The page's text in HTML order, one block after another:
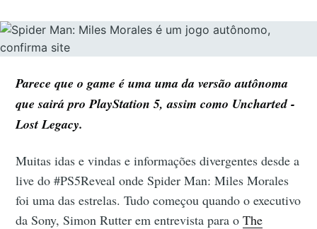
Parece que o game é uma uma da versão autônoma
que sairá pro PlayStation 5, assim como Uncharted -
Lost Legacy.
Muitas idas e vindas e informações divergentes desde a
live do #PS5Reveal onde Spider Man: Miles Morales
foi uma das estrelas. Tudo começou quando o executivo
da Sony, Simon Rutter em entrevista para oThe